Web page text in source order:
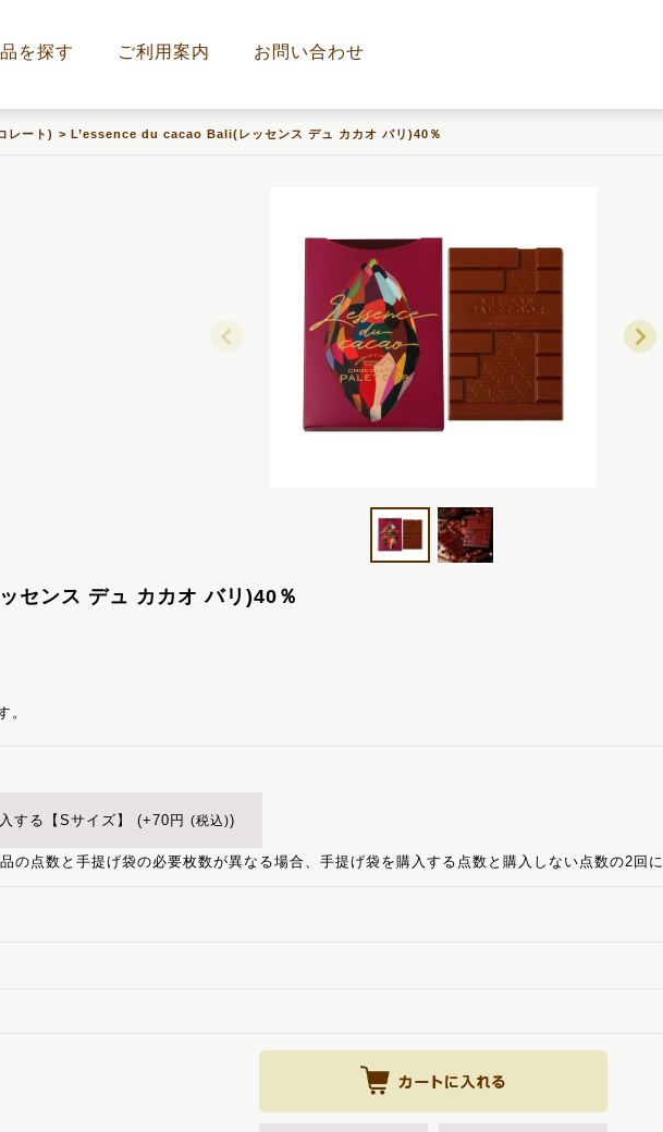
を探す ご利用案内 お問い合わせ
レート) > L’essence du cacao Bali(レッセンス デュ カカオ バリ)40％
ンス デュ カカオ バリ)40％
。
する【Sサイズ】 (+70円 (税込))
の点数と手提げ袋の必要枚数が異なる場合、手提げ袋を購入する点数と購入しない点数の2回